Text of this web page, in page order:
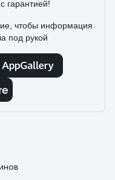
гарантией!
чтобы информация
под рукой